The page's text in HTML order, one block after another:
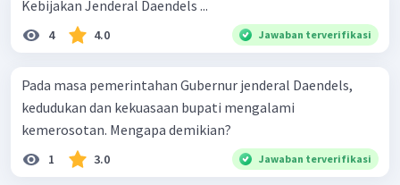
Kebijakan Jenderal Daendels ...
4 4.0 Jawaban terverifikasi
Pada masa pemerintahan Gubernur jenderal Daendels,
kedudukan dan kekuasaan bupati mengalami
kemerosotan. Mengapa demikian?
1 3.0 Jawaban terverifikasi